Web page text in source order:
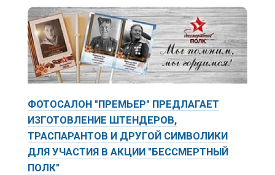
ФОТОСАЛОН "ПРЕМЬЕР" ПРЕДЛАГАЕТ
ИЗГОТОВЛЕНИЕ ШТЕНДЕРОВ,
ТРАСПАРАНТОВ И ДРУГОЙ СИМВОЛИКИ
ДЛЯ УЧАСТИЯ В АКЦИИ "БЕССМЕРТНЫЙ
ПОЛК"